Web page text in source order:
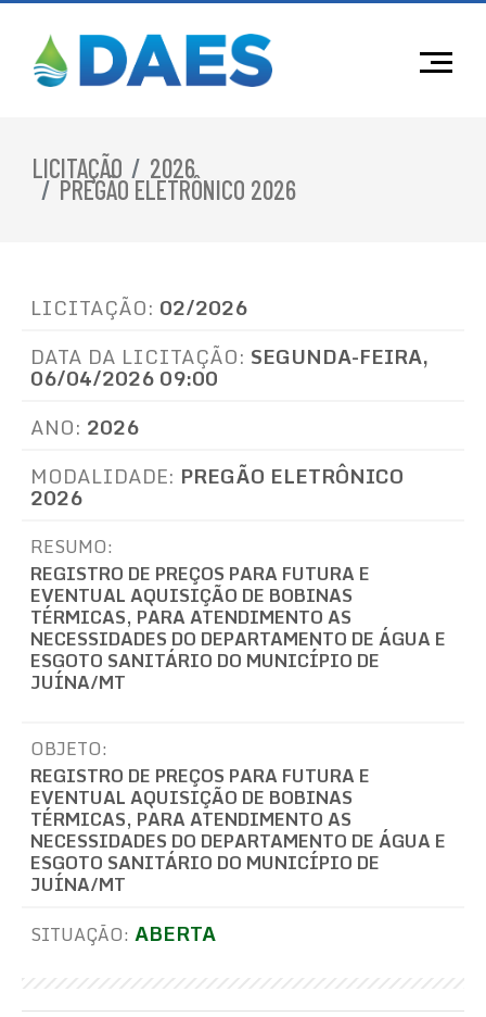
LICITAÇÃO 2026
PREGÃO ELETRÔNICO 2026
LICITAÇÃO: 02/2026
DATA DA LICITAÇÃO: SEGUNDA-FEIRA,
06/04/2026 09:00
ANO: 2026
MODALIDADE: PREGÃO ELETRÔNICO
2026
RESUMO:
REGISTRO DE PREÇOS PARA FUTURA E
EVENTUAL AQUISIÇÃO DE BOBINAS
TÉRMICAS, PARA ATENDIMENTO AS
NECESSIDADES DO DEPARTAMENTO DE ÁGUA E
ESGOTO SANITÁRIO DO MUNICÍPIO DE
JUÍNA/MT
OBJETO:
REGISTRO DE PREÇOS PARA FUTURA E
EVENTUAL AQUISIÇÃO DE BOBINAS
TÉRMICAS, PARA ATENDIMENTO AS
NECESSIDADES DO DEPARTAMENTO DE ÁGUA E
ESGOTO SANITÁRIO DO MUNICÍPIO DE
JUÍNA/MT
SITUAÇÃO: ABERTA